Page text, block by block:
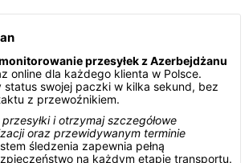
przesyłek z Azerbejdżanu
online dla każdego klienta w Polsce.
status swojej paczki w kilka sekund, bez
z przewoźnikiem.
i otrzymaj szczegółowe
oraz przewidywanym terminie
śledzenia zapewnia pełną
na każdym etapie transportu.